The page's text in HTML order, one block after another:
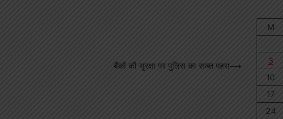
बैंकों की सुरक्षा पर पुलिस का सख्त पहरा⟶
M
3
10
17
24